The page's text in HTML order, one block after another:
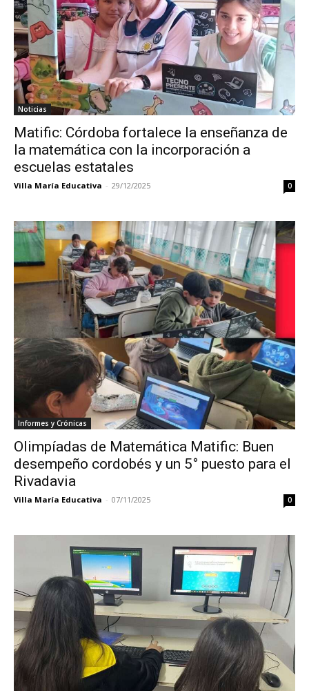
Noticias
Matific: Córdoba fortalece la enseñanza de
la matemática con la incorporación a
escuelas estatales
Villa María Educativa - 29/12/2025 0
Informes y Crónicas
Olimpíadas de Matemática Matific: Buen
desempeño cordobés y un 5° puesto para el
Rivadavia
Villa María Educativa - 07/11/2025 0